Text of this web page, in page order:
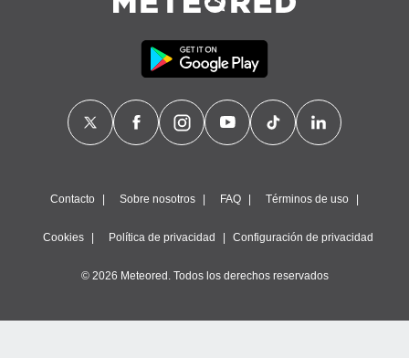
Contacto Sobre nosotros FAQ Términos de uso
Cookies Política de privacidad Configuración de privacidad
© 2026 Meteored. Todos los derechos reservados